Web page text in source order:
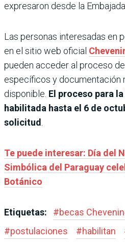
expresaron desde la Embajada.
Las personas interesadas en
en el sitio web oficial
pueden acceder al proceso
específicos y documentación
disponible. El proceso para
habilitada hasta el 6 de
solicitud
Te puede interesar: Día del
Simbólica del Paraguay
Botánico
Etiquetas: #becas
#postulaciones #habilitan